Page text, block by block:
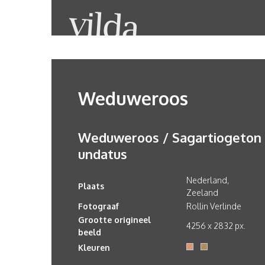
Weduweroos
Weduweroos / Sagartiogeton
undatus
Plaats
Nederland,
Zeeland
Fotograaf
Rollin Verlinde
Grootte origineel
beeld
4256 x 2832 px.
Kleuren